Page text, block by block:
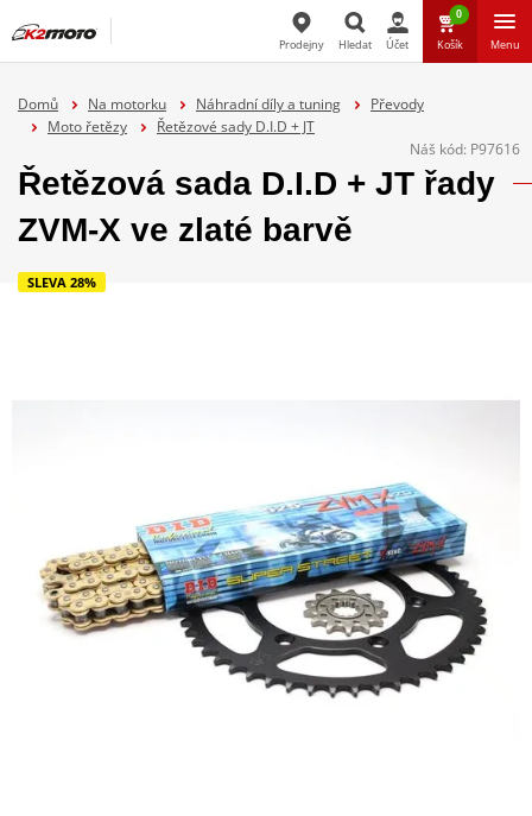
Prodejny Hledat Účet
0
Košík Menu
Domů Na motorku Náhradní díly a tuning
Převody
Moto řetězy
Řetězové sady D.I.D + JT
Náš kód: P97616
Řetězová sada D.I.D + JT řady
ZVM-X ve zlaté barvě
SLEVA 28%